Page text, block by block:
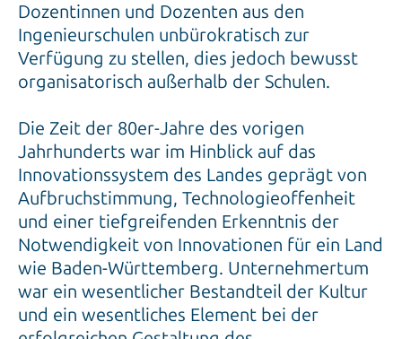
Dozentinnen und Dozenten aus den
Ingenieurschulen unbürokratisch zur
Verfügung zu stellen, dies jedoch bewusst
organisatorisch außerhalb der Schulen.
Die Zeit der 80er-Jahre des vorigen
Jahrhunderts war im Hinblick auf das
Innovationssystem des Landes geprägt von
Aufbruchstimmung, Technologieoffenheit
und einer tiefgreifenden Erkenntnis der
Notwendigkeit von Innovationen für ein Land
wie Baden-Württemberg. Unternehmertum
war ein wesentlicher Bestandteil der Kultur
und ein wesentliches Element bei der